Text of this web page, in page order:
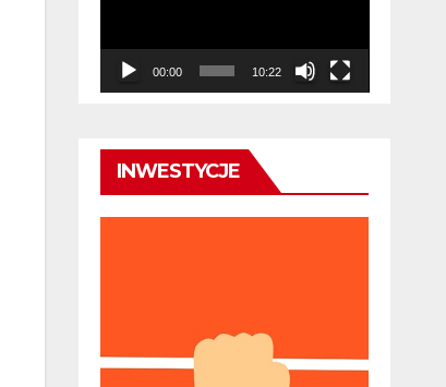
00:00 10:22
INWESTYCJE